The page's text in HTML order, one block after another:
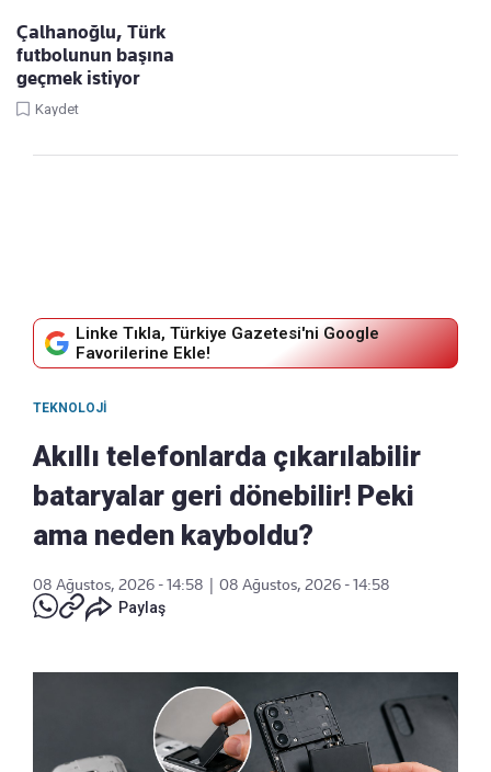
Çalhanoğlu, Türk
futbolunun başına
geçmek istiyor
Kaydet
Linke Tıkla, Türkiye Gazetesi'ni Google
Favorilerine Ekle!
TEKNOLOJI
Akıllı telefonlarda çıkarılabilir
bataryalar geri dönebilir! Peki
ama neden kayboldu?
08 Ağustos, 2026 - 14:58
08 Ağustos, 2026 - 14:58
Paylaş